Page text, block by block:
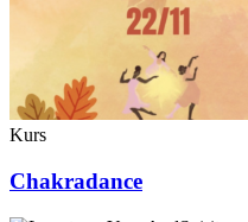
Kurs
Chakradance